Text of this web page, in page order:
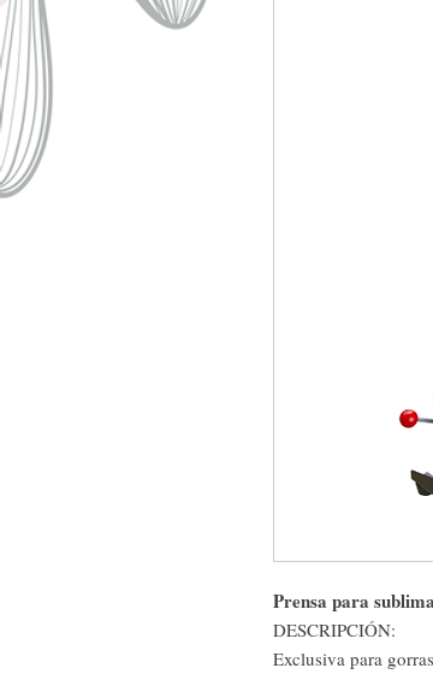
Prensa para
DESCRIPCIÓN:
Exclusiva para